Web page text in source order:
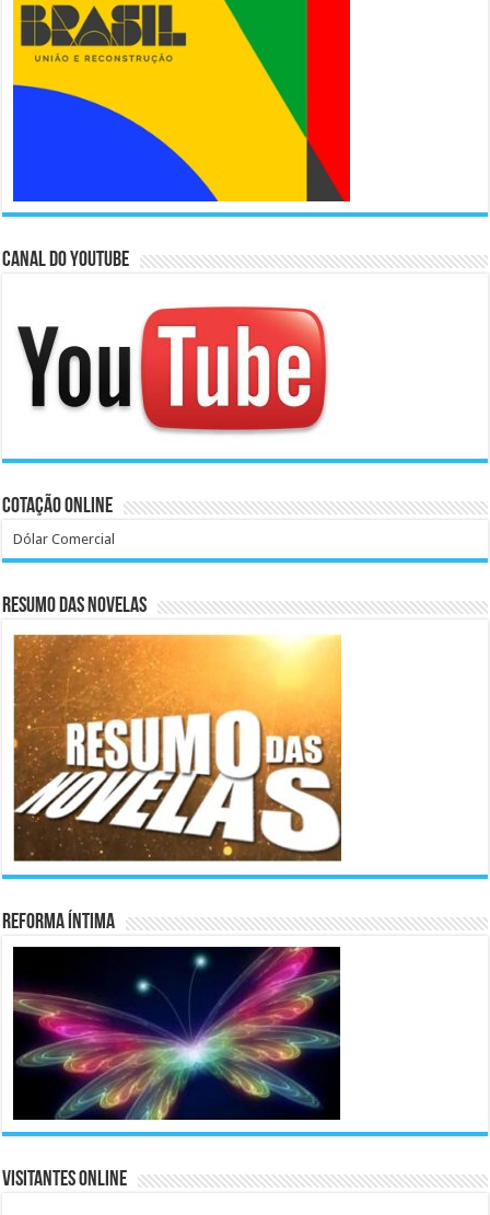
Canal do Youtube
Cotação Online
Dólar Comercial
Resumo das Novelas
Reforma Íntima
Visitantes Online